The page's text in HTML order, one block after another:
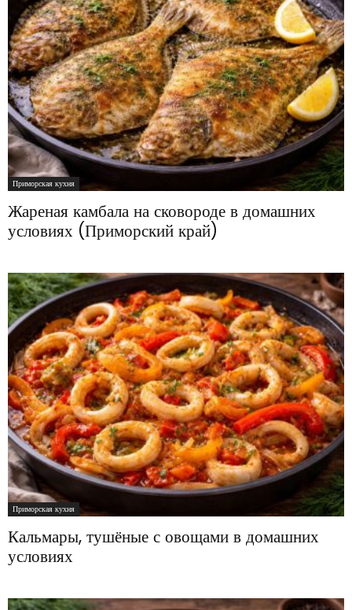
Приморская кухня
Жареная камбала на сковороде в домашних
условиях (Приморский край)
Приморская кухня
Кальмары, тушёные с овощами в домашних
условиях